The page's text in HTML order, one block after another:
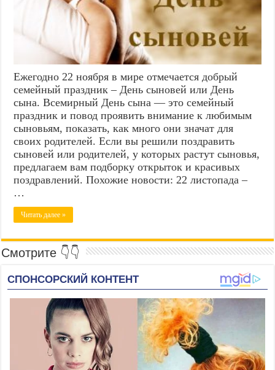
Ежегодно 22 ноября в мире отмечается добрый
семейный праздник – День сыновей или День
сына. Всемирный День сына — это семейный
праздник и повод проявить внимание к любимым
сыновьям, показать, как много они значат для
своих родителей. Если вы решили поздравить
сыновей или родителей, у которых растут сыновья,
предлагаем вам подборку открыток и красивых
поздравлений. Похожие новости: 22 листопада –
…
Читать далее »
Смотрите 👇👇